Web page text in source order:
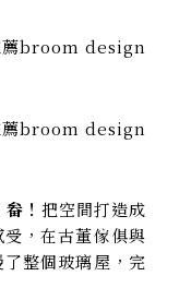
！ 把空間打造成
，在古董傢俱與
整個玻璃屋，完